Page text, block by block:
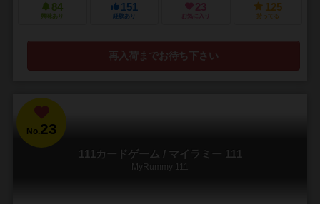
84
興味あり
151
経験あり
23
お気に入り
125
持ってる
再入荷までお待ち下さい
No.23
111カードゲーム / マイラミー 111
MyRummy 111